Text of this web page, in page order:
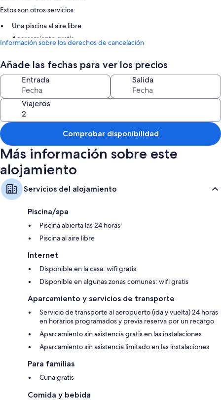
Estos son otros servicios:
Una piscina al aire libre
Aparcamiento gratis
consigna de equipaje y una caja fuerte en recepción
Características de la habitación
Todas las habitaciones en Casa 2 pisos Wifi TV ofrecen características
entre las que se incluyen zonas de estar independientes y comedores
independientes, además de otras comodidades, como wifi gratis y
periódicos gratuitos entre semana.
Además, otros de los servicios de los que disfrutarás en todas las
habitaciones incluyen:
Baños compartidos con duchas y artículos de higiene personal
gratuitos
Televisiones inteligentes de 48 pulgadas con canales por satélite
Zonas de estar independientes, comedores independientes y
Información sobre los derechos de cancelación
Añade las fechas para ver los precios
Entrada Salida
Viajeros
Comprobar disponibilidad
Más información sobre este
alojamiento
Servicios del alojamiento
Piscina/spa
Piscina abierta las 24 horas
Piscina al aire libre
Internet
Disponible en la casa: wifi gratis
Disponible en algunas zonas comunes: wifi gratis
Aparcamiento y servicios de transporte
Servicio de transporte al aeropuerto (ida y vuelta) 24 horas
en horarios programados y previa reserva por un recargo
Aparcamiento sin asistencia gratis en las instalaciones
Aparcamiento sin asistencia limitado en las instalaciones
Para familias
Cuna gratis
Comida y bebida